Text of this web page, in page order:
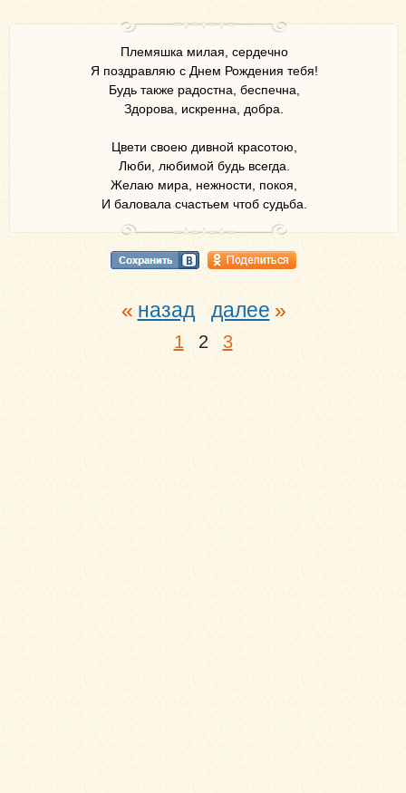
Племяшка милая, сердечно
Я поздравляю с Днем Рождения тебя!
Будь также радостна, беспечна,
Здорова, искренна, добра.
Цвети своею дивной красотою,
Люби, любимой будь всегда.
Желаю мира, нежности, покоя,
И баловала счастьем чтоб судьба.
назад
1 2 3
далее